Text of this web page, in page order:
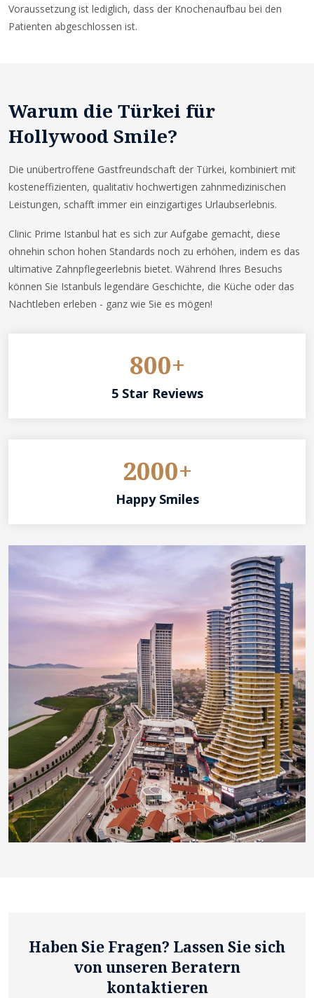
Voraussetzung ist lediglich, dass der Knochenaufbau bei den
Patienten abgeschlossen ist.
Warum die Türkei für
Hollywood Smile?
Die unübertroffene Gastfreundschaft der Türkei, kombiniert mit
kosteneffizienten, qualitativ hochwertigen zahnmedizinischen
Leistungen, schafft immer ein einzigartiges Urlaubserlebnis.
Clinic Prime Istanbul hat es sich zur Aufgabe gemacht, diese
ohnehin schon hohen Standards noch zu erhöhen, indem es das
ultimative Zahnpflegeerlebnis bietet. Während Ihres Besuchs
können Sie Istanbuls legendäre Geschichte, die Küche oder das
Nachtleben erleben - ganz wie Sie es mögen!
800+
5 Star Reviews
2000+
Happy Smiles
Haben Sie Fragen? Lassen Sie sich
von unseren Beratern
kontaktieren